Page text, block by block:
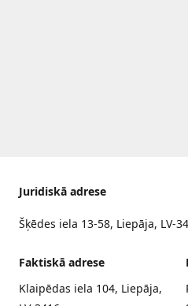
Juridiskā adrese
Šķēdes iela 13-58, Liepāja, LV-
Faktiskā adrese
Klaipēdas iela 104, Liepāja,